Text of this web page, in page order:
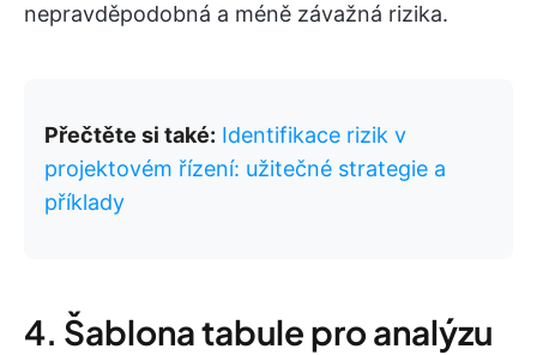
nepravděpodobná a méně závažná rizika.
Přečtěte si také: Identifikace rizik v
projektovém řízení: užitečné strategie a
příklady
4. Šablona tabule pro analýzu